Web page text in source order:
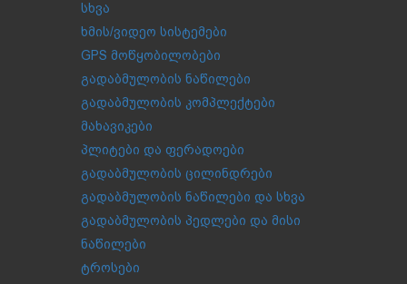
სხვა
ხმის/ვიდეო სისტემები
GPS მოწყობილობები
გადაბმულობის ნაწილები
გადაბმულობის კომპლექტები
მახავიკები
პლიტები და ფერადოები
გადაბმულობის ცილინდრები
გადაბმულობის ნაწილები და სხვა
გადაბმულობის პედლები და მისი
ნაწილები
ტროსები